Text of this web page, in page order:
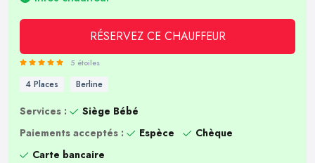
RÉSERVEZ CE CHAUFFEUR
5 étoiles
4 Places Berline
Services :
Siège Bébé
Paiements acceptés :
Espèce
Chèque
Carte bancaire